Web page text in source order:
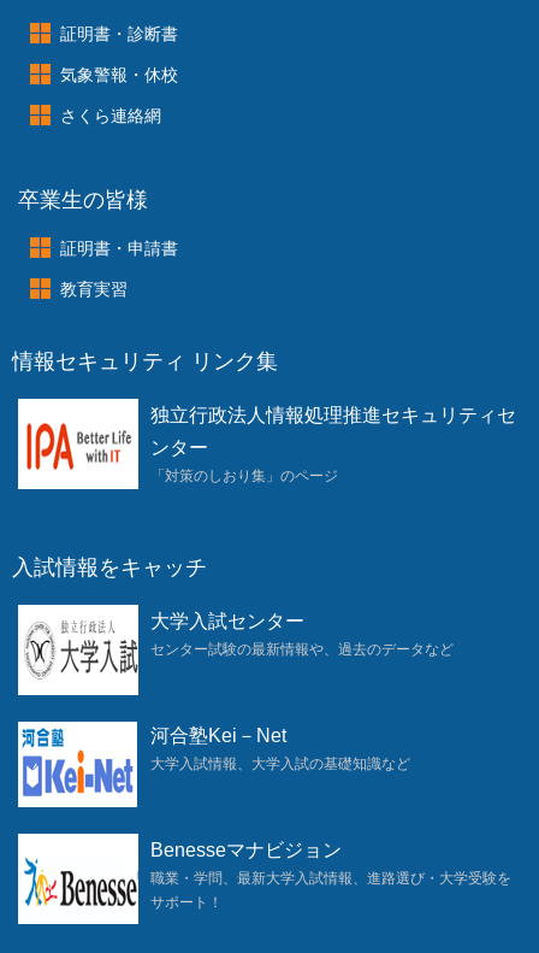
証明書・診断書
気象警報・休校
さくら連絡網
卒業生の皆様
証明書・申請書
教育実習
情報セキュリティ リンク集
独立行政法人情報処理推進セキュリティセ
ンター
「対策のしおり集」のページ
入試情報をキャッチ
大学入試センター
センター試験の最新情報や、過去のデータなど
河合塾Kei－Net
大学入試情報、大学入試の基礎知識など
Benesseマナビジョン
職業・学問、最新大学入試情報、進路選び・大学受験を
サポート！